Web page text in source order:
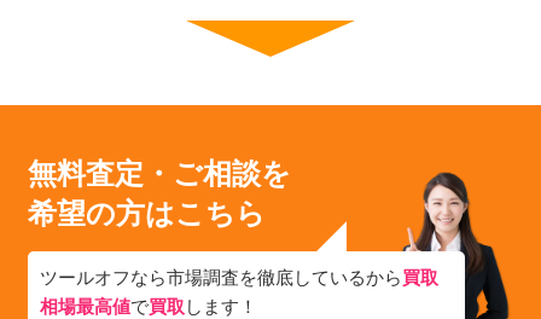
無料査定・ご相談を
希望の方はこちら
ツールオフなら市場調査を徹底しているから買取
相場最高値で買取 します！